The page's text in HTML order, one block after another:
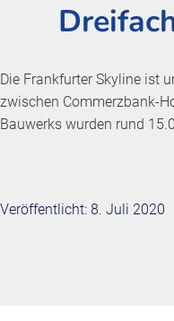
Die Frankfurter Skyline ist
zwischen Commerzbank-
Bauwerks wurden rund
Veröffentlicht: 8. Juli 2020